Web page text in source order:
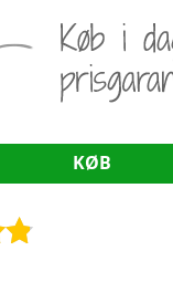
KØB